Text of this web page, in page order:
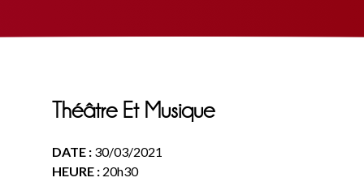
Théâtre Et Musique
DATE : 30/03/2021
HEURE : 20h30